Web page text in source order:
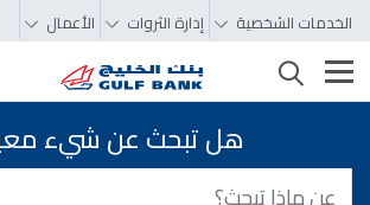
الخدمات الشخصية إدارة الثروات الأعمال
تغيير التصفّح
هل تبحث عن شيء